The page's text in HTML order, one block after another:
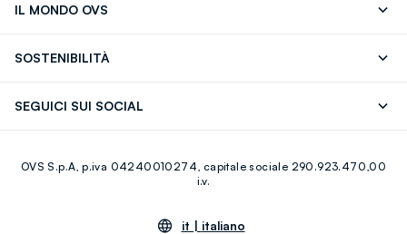
IL MONDO OVS
Giftcard
SOSTENIBILITÀ
SEGUICI SUI SOCIAL
Youtube Linkedin
OVS S.p.A, p.iva 04240010274, capitale sociale 290.923.470,00
i.v.
it | italiano